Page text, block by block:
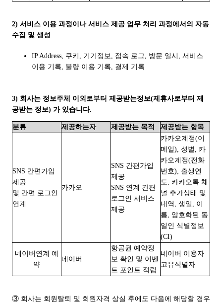
2) 서비스 이용 과정이나 서비스 제공 업무 처리 과정에서의 자동
수집 및 생성
IP Address, 쿠키, 기기정보, 접속 로그, 방문 일시, 서비스
이용 기록, 불량 이용 기록, 결제 기록
3) 회사는 정보주체 이외로부터 제공받는정보(제휴사로부터 제
공받는 정보) 가 있습니다.
분류 제공하는자 제공받는 목적 제공받는 항목
SNS 간편가입
제공
및 간편 로그인
연계
카카오
SNS 간편가입
제공
SNS 연계 간편
로그인 서비스
제공
카카오계정(이
메일), 성별, 카
카오계정(전화
번호), 출생연
도, 카카오톡 채
널 추가상태 및
내역, 생일, 이
름, 암호화된 동
일인 식별정보
(CI)
네이버연계 예
약
네이버
항공권 예약정
보 확인 및 이벤
트 포인트 적립
네이버 이용자
고유식별자
③ 회사는 회원탈퇴 및 회원자격 상실 후에도 다음에 해당할 경우